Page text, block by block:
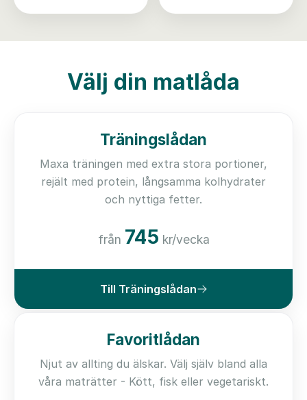
Välj din matlåda
Träningslådan
Maxa träningen med extra stora portioner,
rejält med protein, långsamma kolhydrater
och nyttiga fetter.
från 745 kr/vecka
Till Träningslådan
Favoritlådan
Njut av allting du älskar. Välj själv bland alla
våra maträtter - Kött, fisk eller vegetariskt.